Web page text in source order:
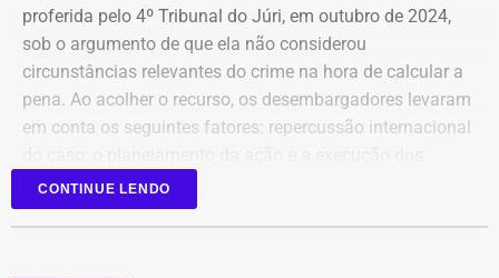
proferida pelo 4º Tribunal do Júri, em outubro de 2024,
sob o argumento de que ela não considerou
circunstâncias relevantes do crime na hora de calcular a
pena. Ao acolher o recurso, os desembargadores levaram
em conta os seguintes fatores: repercussão internacional
disparos em via pública, em uma região de grande
circulação de pessoas.
CONTINUE LENDO